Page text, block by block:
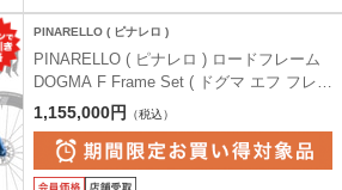
PINARELLO ( ピナレロ )
PINARELLO ( ピナレロ ) ロードフレーム
DOGMA F Frame Set ( ドグマ エフ フレー
ムセット ) H103 ルクスター ブルー シャイ
1,155,000円 （税込）